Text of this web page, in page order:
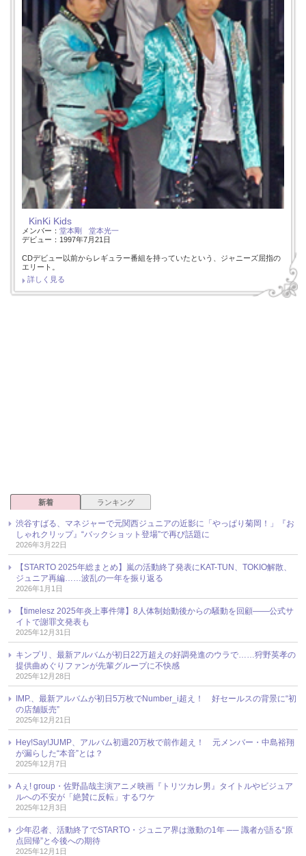
KinKi Kids
メンバー： 堂本剛
堂本光一
デビュー：1997年7月21日
CDデビュー以前からレギュラー番組を持っていたという、ジャニーズ屈指の
エリート。
詳しく見る
新着 ランキング
渋谷すばる、マネジャーで元関西ジュニアの近影に「やっぱり菊岡！」『お
しゃれクリップ』“バックショット登場”で再び話題に
2026年3月22日
【STARTO 2025年総まとめ】嵐の活動終了発表にKAT-TUN、TOKIO解散、
ジュニア再編……波乱の一年を振り返る
2026年1月1日
【timelesz 2025年炎上事件簿】8人体制始動後からの騒動を回顧――公式サ
イトで謝罪文発表も
2025年12月31日
キンプリ、最新アルバムが初日22万超えの好調発進のウラで……狩野英孝の
提供曲めぐりファンが先輩グループに不快感
2025年12月28日
IMP.、最新アルバムが初日5万枚でNumber_i超え！ 好セールスの背景に“初
の店舗販売”
2025年12月21日
Hey!Say!JUMP、アルバム初週20万枚で前作超え！ 元メンバー・中島裕翔
が漏らした“本音”とは？
2025年12月7日
Aぇ! group・佐野晶哉主演アニメ映画『トリツカレ男』タイトルやビジュア
ルへの不安が「絶賛に反転」するワケ
2025年12月3日
少年忍者、活動終了でSTARTO・ジュニア界は激動の1年 ── 識者が語る“原
点回帰”と今後への期待
2025年12月1日